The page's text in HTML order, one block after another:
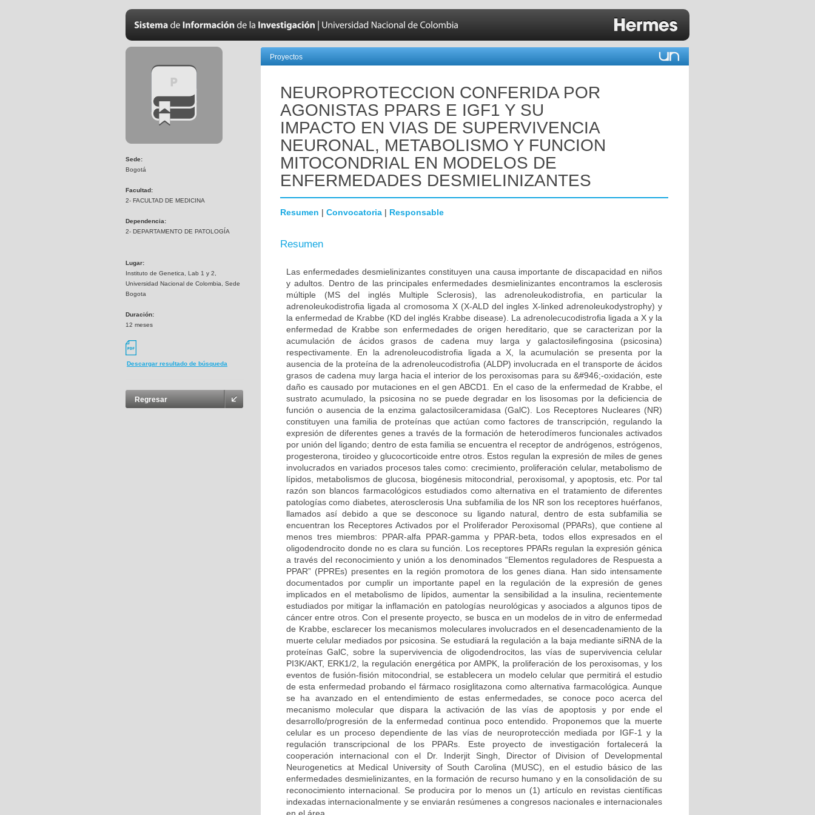
Sede:
Bogotá
Facultad:
2- FACULTAD DE MEDICINA
Dependencia:
2- DEPARTAMENTO DE PATOLOGÍA
Lugar:
Instituto de Genetica, Lab 1 y 2,
Universidad Nacional de Colombia, Sede
Bogota
Duración:
12 meses
Descargar resultado de búsqueda
Regresar
Proyectos
NEUROPROTECCION CONFERIDA POR
AGONISTAS PPARS E IGF1 Y SU
IMPACTO EN VIAS DE SUPERVIVENCIA
NEURONAL, METABOLISMO Y FUNCION
MITOCONDRIAL EN MODELOS DE
ENFERMEDADES DESMIELINIZANTES
Resumen | Convocatoria | Responsable
Resumen
Las enfermedades desmielinizantes constituyen una causa importante de discapacidad en niños
y adultos. Dentro de las principales enfermedades desmielinizantes encontramos la esclerosis
múltiple (MS del inglés Multiple Sclerosis), las adrenoleukodistrofia, en particular la
adrenoleukodistrofia ligada al cromosoma X (X-ALD del ingles X-linked adrenoleukodystrophy) y
la enfermedad de Krabbe (KD del inglés Krabbe disease). La adrenolecucodistrofia ligada a X y la
enfermedad de Krabbe son enfermedades de origen hereditario, que se caracterizan por la
acumulación de ácidos grasos de cadena muy larga y galactosilefingosina (psicosina)
respectivamente. En la adrenoleucodistrofia ligada a X, la acumulación se presenta por la
ausencia de la proteína de la adrenoleucodistrofia (ALDP) involucrada en el transporte de ácidos
grasos de cadena muy larga hacia el interior de los peroxisomas para su &#946;-oxidación, este
daño es causado por mutaciones en el gen ABCD1. En el caso de la enfermedad de Krabbe, el
sustrato acumulado, la psicosina no se puede degradar en los lisosomas por la deficiencia de
función o ausencia de la enzima galactosilceramidasa (GalC). Los Receptores Nucleares (NR)
constituyen una familia de proteínas que actúan como factores de transcripción, regulando la
expresión de diferentes genes a través de la formación de heterodímeros funcionales activados
por unión del ligando; dentro de esta familia se encuentra el receptor de andrógenos, estrógenos,
progesterona, tiroideo y glucocorticoide entre otros. Estos regulan la expresión de miles de genes
involucrados en variados procesos tales como: crecimiento, proliferación celular, metabolismo de
lípidos, metabolismos de glucosa, biogénesis mitocondrial, peroxisomal, y apoptosis, etc. Por tal
razón son blancos farmacológicos estudiados como alternativa en el tratamiento de diferentes
patologías como diabetes, aterosclerosis Una subfamilia de los NR son los receptores huérfanos,
llamados así debido a que se desconoce su ligando natural, dentro de esta subfamilia se
encuentran los Receptores Activados por el Proliferador Peroxisomal (PPARs), que contiene al
menos tres miembros: PPAR-alfa PPAR-gamma y PPAR-beta, todos ellos expresados en el
oligodendrocito donde no es clara su función. Los receptores PPARs regulan la expresión génica
a través del reconocimiento y unión a los denominados “Elementos reguladores de Respuesta a
PPAR” (PPREs) presentes en la región promotora de los genes diana. Han sido intensamente
documentados por cumplir un importante papel en la regulación de la expresión de genes
implicados en el metabolismo de lípidos, aumentar la sensibilidad a la insulina, recientemente
estudiados por mitigar la inflamación en patologías neurológicas y asociados a algunos tipos de
cáncer entre otros. Con el presente proyecto, se busca en un modelos de in vitro de enfermedad
de Krabbe, esclarecer los mecanismos moleculares involucrados en el desencadenamiento de la
muerte celular mediados por psicosina. Se estudiará la regulación a la baja mediante siRNA de la
proteínas GalC, sobre la supervivencia de oligodendrocitos, las vías de supervivencia celular
PI3K/AKT, ERK1/2, la regulación energética por AMPK, la proliferación de los peroxisomas, y los
eventos de fusión-fisión mitocondrial, se establecera un modelo celular que permitirá el estudio
de esta enfermedad probando el fármaco rosiglitazona como alternativa farmacológica. Aunque
se ha avanzado en el entendimiento de estas enfermedades, se conoce poco acerca del
mecanismo molecular que dispara la activación de las vías de apoptosis y por ende el
desarrollo/progresión de la enfermedad continua poco entendido. Proponemos que la muerte
celular es un proceso dependiente de las vías de neuroprotección mediada por IGF-1 y la
regulación transcripcional de los PPARs. Este proyecto de investigación fortalecerá la
cooperación internacional con el Dr. Inderjit Singh, Director of Division of Developmental
Neurogenetics at Medical University of South Carolina (MUSC), en el estudio básico de las
enfermedades desmielinizantes, en la formación de recurso humano y en la consolidación de su
reconocimiento internacional. Se producira por lo menos un (1) artículo en revistas científicas
indexadas internacionalmente y se enviarán resúmenes a congresos nacionales e internacionales